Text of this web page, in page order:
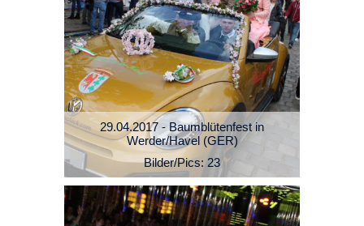
29.04.2017 - Baumblütenfest in
Werder/Havel (GER)
Bilder/Pics: 23